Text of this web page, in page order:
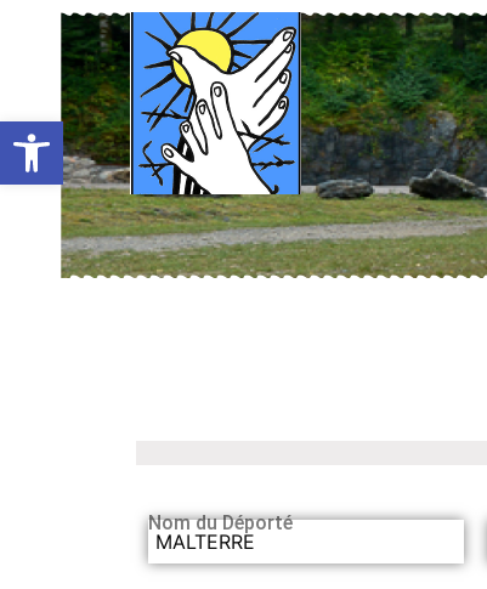
Ouvrir la barre d’outils
Nom du Déporté
MALTERRE